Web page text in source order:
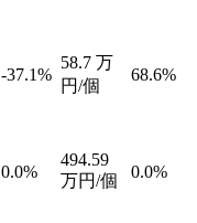
-37.1%
58.7 万
円/個
68.6%
0.0%
494.59
万円/個
0.0%